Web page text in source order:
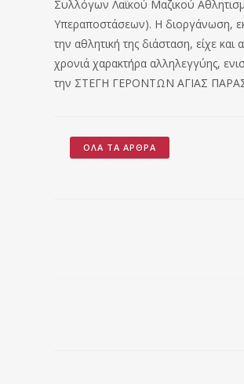
Συλλόγων Λαϊκού Μαζικού
Υπεραποστάσεων). Η διοργάνωση,
την αθλητική της διάσταση, είχε και
χρονιά χαρακτήρα αλληλεγγύης,
την ΣΤΕΓΗ ΓΕΡΟΝΤΩΝ ΑΓΙΑΣ
ΌΛΑ ΤΑ ΆΡΘΡΑ